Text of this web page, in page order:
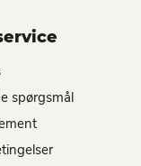
spørgsmål